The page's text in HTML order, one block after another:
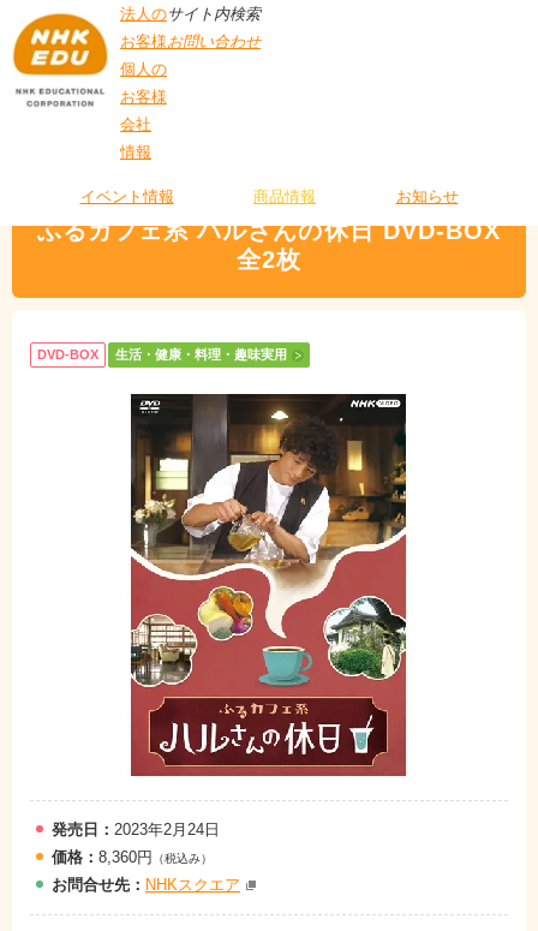
法人の
お客様
個人の
お客様
会社
情報
サイト内検索
お問い合わせ
イベント情報 商品情報 お知らせ
ふるカフェ系 ハルさんの休日 DVD-BOX
全2枚
DVD-BOX 生活・健康・料理・趣味実用
発売日： 2023年2月24日
価格： 8,360円 （税込み）
お問合せ先： NHKスクエア